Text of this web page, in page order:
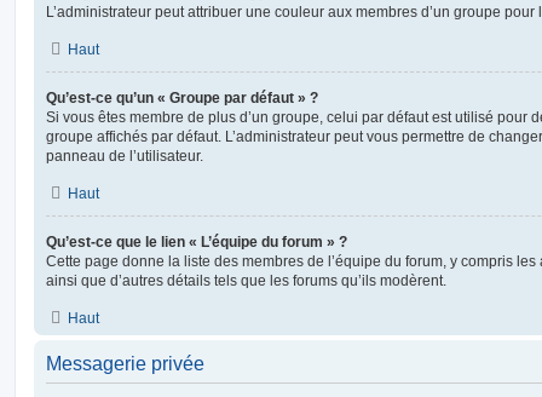
L’administrateur peut attribuer une couleur aux membres d’un groupe
Haut
Qu’est-ce qu’un « Groupe par défaut » ?
Si vous êtes membre de plus d’un groupe, celui par défaut est utilisé pour
groupe affichés par défaut. L’administrateur peut vous permettre de
panneau de l’utilisateur.
Haut
Qu’est-ce que le lien « L’équipe du forum » ?
Cette page donne la liste des membres de l’équipe du forum, y compris
ainsi que d’autres détails tels que les forums qu’ils modèrent.
Haut
Messagerie privée